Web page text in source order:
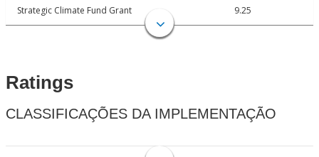
Strategic Climate Fund Grant 9.25
Ratings
CLASSIFICAÇÕES DA IMPLEMENTAÇÃO